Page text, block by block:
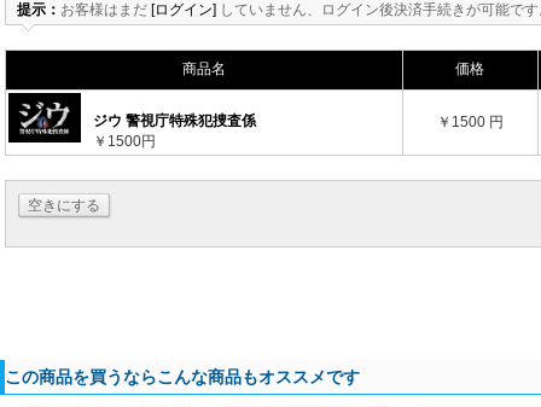
提示： お客様はまだ [ログイン] していません、ログイン後決済手続きが可能で
商品名 価格
ジウ 警視庁特殊犯捜査係
￥1500円
￥1500 円
空きにする
この商品を買うならこんな商品もオススメです